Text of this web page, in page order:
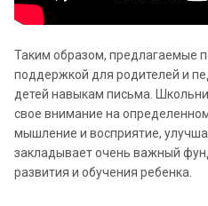
Таким образом, предлагаемые
поддержкой для родителей и
детей навыкам письма.
свое внимание на
мышление и восприятие,
закладывает очень важный
развития и обучения ребенка.